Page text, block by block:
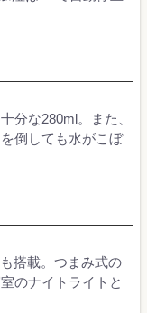
分な280ml。また、
倒しても水がこぼ
搭載。つまみ式の
のナイトライトと